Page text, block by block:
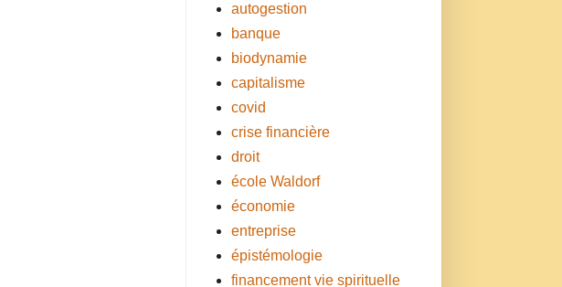
autogestion
banque
biodynamie
capitalisme
covid
crise financière
droit
école Waldorf
économie
entreprise
épistémologie
financement vie spirituelle